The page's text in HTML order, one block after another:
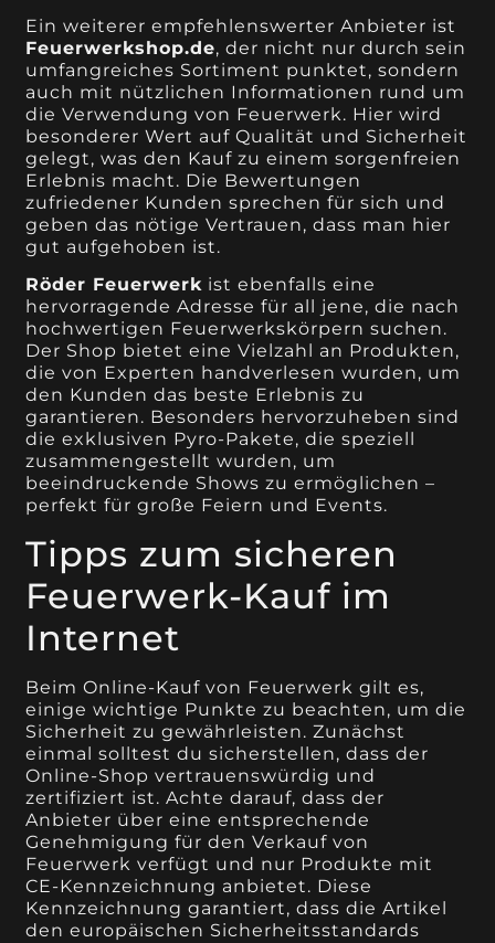
Ein weiterer empfehlenswerter Anbieter ist
Feuerwerkshop.de, der nicht nur durch sein
umfangreiches Sortiment punktet, sondern
auch mit nützlichen Informationen rund um
die Verwendung von Feuerwerk. Hier wird
besonderer Wert auf Qualität und Sicherheit
gelegt, was den Kauf zu einem sorgenfreien
Erlebnis macht. Die Bewertungen
zufriedener Kunden sprechen für sich und
geben das nötige Vertrauen, dass man hier
gut aufgehoben ist.
Röder Feuerwerk ist ebenfalls eine
hervorragende Adresse für all jene, die nach
hochwertigen Feuerwerkskörpern suchen.
Der Shop bietet eine Vielzahl an Produkten,
die von Experten handverlesen wurden, um
den Kunden das beste Erlebnis zu
garantieren. Besonders hervorzuheben sind
die exklusiven Pyro-Pakete, die speziell
zusammengestellt wurden, um
beeindruckende Shows zu ermöglichen –
perfekt für große Feiern und Events.
Tipps zum sicheren
Feuerwerk-Kauf im
Internet
Beim Online-Kauf von Feuerwerk gilt es,
einige wichtige Punkte zu beachten, um die
Sicherheit zu gewährleisten. Zunächst
einmal solltest du sicherstellen, dass der
Online-Shop vertrauenswürdig und
zertifiziert ist. Achte darauf, dass der
Anbieter über eine entsprechende
Genehmigung für den Verkauf von
Feuerwerk verfügt und nur Produkte mit
CE-Kennzeichnung anbietet. Diese
Kennzeichnung garantiert, dass die Artikel
den europäischen Sicherheitsstandards